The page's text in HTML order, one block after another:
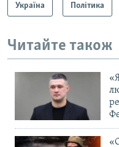
Україна Політика
Читайте також